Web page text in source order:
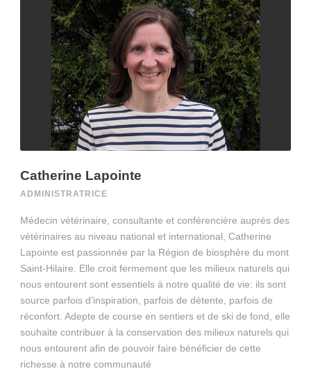
Catherine Lapointe
ADMINISTRATRICE
Médecin vétérinaire, consultante et conférencière auprès des
vétérinaires au niveau national et international, Catherine
Lapointe est passionnée par la Région de biosphère du mont
Saint-Hilaire. Elle croit fermement que les milieux naturels qui
nous entourent sont essentiels à notre qualité de vie: ils sont
source parfois d’inspiration, parfois de détente, parfois de
réconfort. Adepte de course en sentiers et de ski de fond, elle
souhaite contribuer à la conservation des milieux naturels qui
nous entourent afin de pouvoir faire bénéficier de cette
richesse à notre communauté